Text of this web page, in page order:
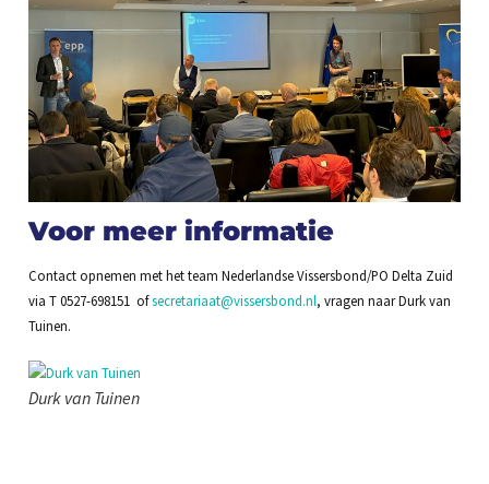
Voor meer informatie
Contact opnemen met het team Nederlandse Vissersbond/PO Delta Zuid
via T 0527-698151 ofsecretariaat@vissersbond.nl, vragen naar Durk van
Tuinen.
Durk van Tuinen